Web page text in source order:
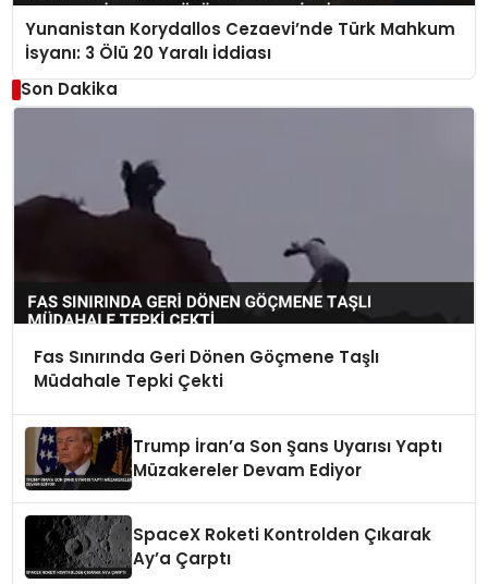
Yunanistan Korydallos Cezaevi’nde Türk Mahkum
İsyanı: 3 Ölü 20 Yaralı İddiası
Son Dakika
Fas Sınırında Geri Dönen Göçmene Taşlı
Müdahale Tepki Çekti
Trump İran’a Son Şans Uyarısı Yaptı
Müzakereler Devam Ediyor
SpaceX Roketi Kontrolden Çıkarak
Ay’a Çarptı